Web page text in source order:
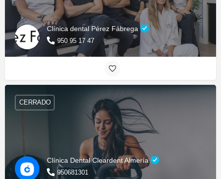
Clínica dental Pérez Fábrega
950 95 17 47
Clínica Dental Cleardent Almería
950681301
CERRADO